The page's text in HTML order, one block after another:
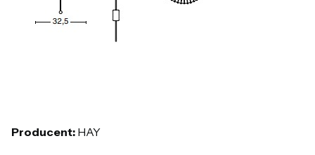
Producent: HAY